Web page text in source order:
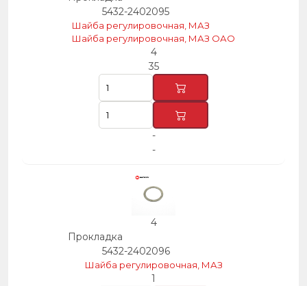
5432-2402095
Шайба регулировочная, МАЗ
Шайба регулировочная, МАЗ ОАО
4
35
-
-
4
Прокладка
5432-2402096
Шайба регулировочная, МАЗ
1